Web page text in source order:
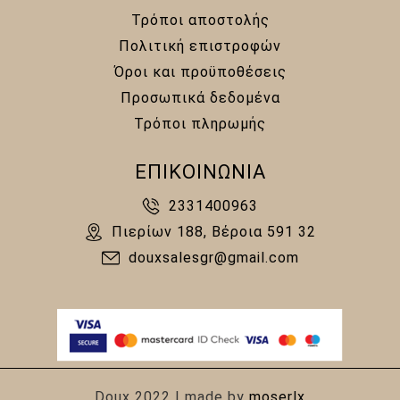
Τρόποι αποστολής
Πολιτική επιστροφών
Όροι και προϋποθέσεις
Προσωπικά δεδομένα
Τρόποι πληρωμής
ΕΠΙΚΟΙΝΩΝΙΑ
2331400963
Πιερίων 188, Βέροια 591 32
douxsalesgr@gmail.com